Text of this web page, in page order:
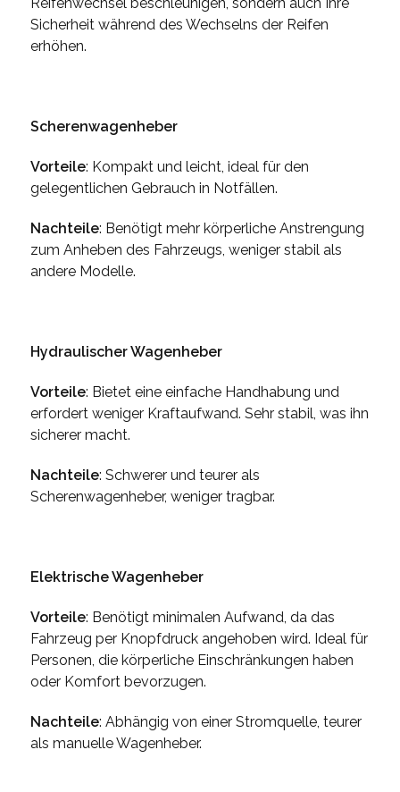
Reifenwechsel beschleunigen, sondern auch Ihre
Sicherheit während des Wechselns der Reifen
erhöhen.
Scherenwagenheber
Vorteile: Kompakt und leicht, ideal für den
gelegentlichen Gebrauch in Notfällen.
Nachteile: Benötigt mehr körperliche Anstrengung
zum Anheben des Fahrzeugs, weniger stabil als
andere Modelle.
Hydraulischer Wagenheber
Vorteile: Bietet eine einfache Handhabung und
erfordert weniger Kraftaufwand. Sehr stabil, was ihn
sicherer macht.
Nachteile: Schwerer und teurer als
Scherenwagenheber, weniger tragbar.
Elektrische Wagenheber
Vorteile: Benötigt minimalen Aufwand, da das
Fahrzeug per Knopfdruck angehoben wird. Ideal für
Personen, die körperliche Einschränkungen haben
oder Komfort bevorzugen.
Nachteile: Abhängig von einer Stromquelle, teurer
als manuelle Wagenheber.